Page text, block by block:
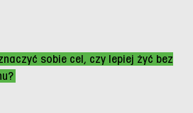
sobie cel, czy lepiej żyć bez